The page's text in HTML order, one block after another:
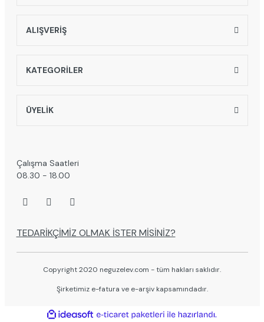
ALIŞVERİŞ
KATEGORİLER
ÜYELİK
Çalışma Saatleri
08.30 - 18.00
TEDARİKÇİMİZ OLMAK İSTER MİSİNİZ?
Copyright 2020 neguzelev.com - tüm hakları saklıdır.
Şirketimiz e-fatura ve e-arşiv kapsamındadır.
ideasoft
e-